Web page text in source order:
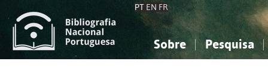
PT EN FR
Sobre Pesquisa